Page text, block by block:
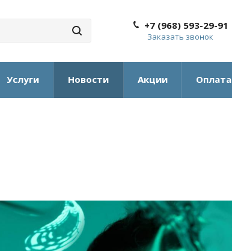
+7 (968) 593-29-91
Заказать звонок
Услуги Новости Акции Оплата